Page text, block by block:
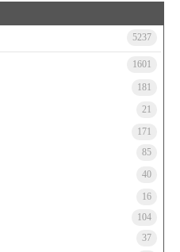
5237
1601
181
21
171
85
40
16
104
37